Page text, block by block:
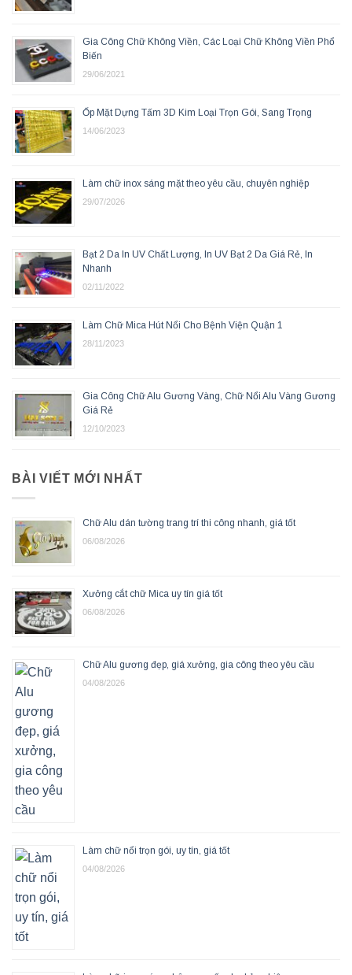
Gia Công Chữ Không Viền, Các Loại Chữ Không Viền Phổ
Biến
29/06/2021
Ốp Mặt Dựng Tấm 3D Kim Loại Trọn Gói, Sang Trọng
14/06/2023
Làm chữ inox sáng mặt theo yêu cầu, chuyên nghiệp
29/07/2026
Bạt 2 Da In UV Chất Lượng, In UV Bạt 2 Da Giá Rẻ, In
Nhanh
02/11/2022
Làm Chữ Mica Hút Nổi Cho Bệnh Viện Quận 1
28/11/2023
Gia Công Chữ Alu Gương Vàng, Chữ Nổi Alu Vàng Gương
Giá Rẻ
12/10/2023
BÀI VIẾT MỚI NHẤT
Chữ Alu dán tường trang trí thi công nhanh, giá tốt
06/08/2026
Xưởng cắt chữ Mica uy tín giá tốt
06/08/2026
Chữ Alu gương đẹp, giá xưởng, gia công theo yêu cầu
04/08/2026
Làm chữ nổi trọn gói, uy tín, giá tốt
04/08/2026